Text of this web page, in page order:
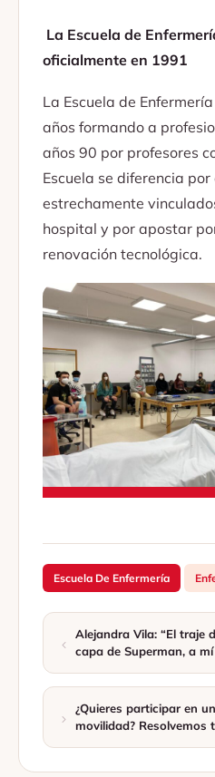
La Escuela de
oficialmente en 1991
La Escuela de
años formando a
años 90 por profesores
Escuela se diferencia
estrechamente
hospital y por apostar
renovación tecnológica.
Escuela De Enfermería
Alejandra Vila: “El traje
capa de Superman, a
¿Quieres participar en
movilidad? Resolvemos